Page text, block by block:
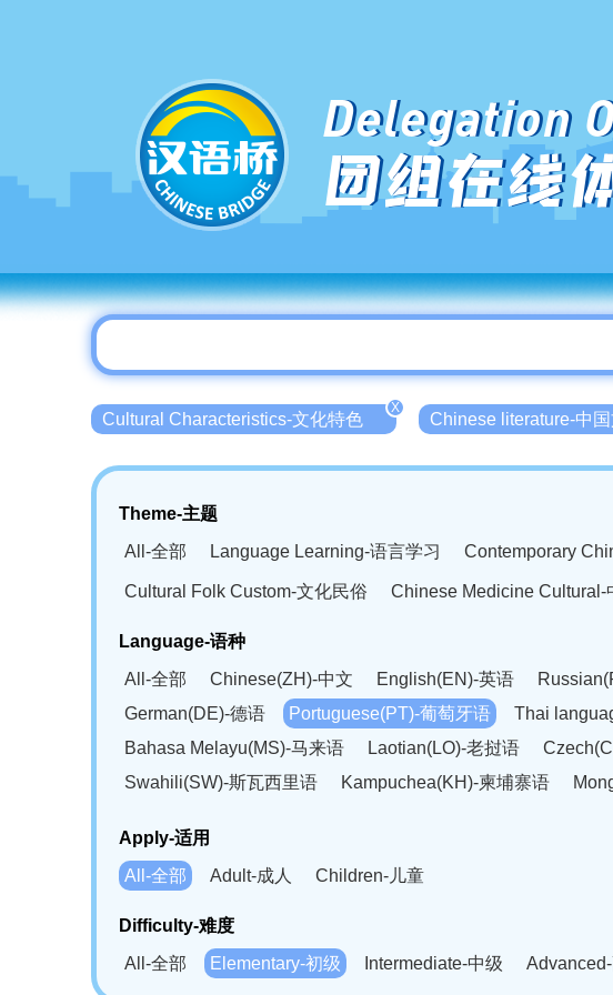
Delegation
团组在线
Cultural Characteristics-文化特色
X
Chinese literature-中
Theme-主题
All-全部
Language Learning-语言学习 Contemporary
Cultural Folk Custom-文化民俗 Chinese Medicine Cultural-
Language-语种
All-全部
Chinese(ZH)-中文 English(EN)-英语
German(DE)-德语
Portuguese(PT)-葡萄牙语 Thai
Bahasa Melayu(MS)-马来语
Laotian(LO)-老挝语
Swahili(SW)-斯瓦西里语
Kampuchea(KH)-柬埔寨语
Apply-适用
All-全部
Adult-成人 Children-儿童
Difficulty-难度
All-全部
Elementary-初级 Intermediate-中级